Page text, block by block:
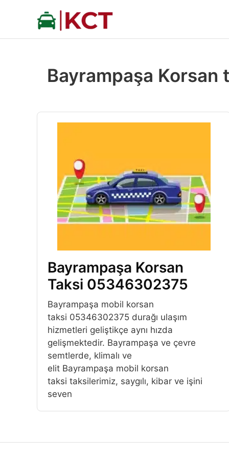
Bayrampaşa Korsan
Bayrampaşa Korsan
Taksi 05346302375
Bayrampaşa mobil korsan
taksi 05346302375 durağı ulaşım
hizmetleri geliştikçe aynı hızda
gelişmektedir. Bayrampaşa ve çevre
semtlerde, klimalı ve
elit Bayrampaşa mobil korsan
taksi taksilerimiz, saygılı, kibar ve işini
seven